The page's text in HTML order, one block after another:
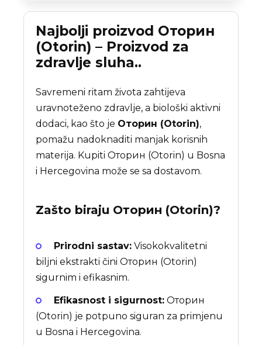
Najbolji proizvod Оторин
(Otorin) – Proizvod za
zdravlje sluha..
Savremeni ritam života zahtijeva
uravnoteženo zdravlje, a biološki aktivni
dodaci, kao što je Оторин (Otorin),
pomažu nadoknaditi manjak korisnih
materija. Kupiti Оторин (Otorin) u Bosna
i Hercegovina može se sa dostavom.
Zašto biraju Оторин (Otorin)?
Prirodni sastav: Visokokvalitetni
biljni ekstrakti čini Оторин (Otorin)
sigurnim i efikasnim.
Efikasnost i sigurnost: Оторин
(Otorin) je potpuno siguran za primjenu
u Bosna i Hercegovina.